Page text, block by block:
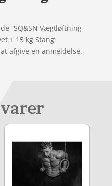
“SQ&SN Vægtløftning
+ 15 kg Stang”
afgive en anmeldelse.